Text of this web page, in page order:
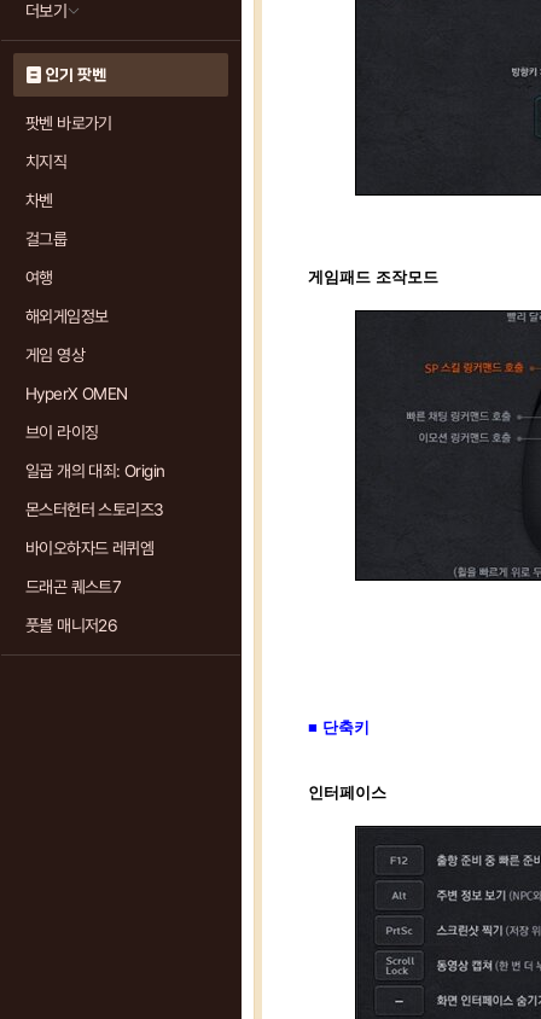
더보기
인기 팟벤
팟벤 바로가기
치지직
차벤
걸그룹
여행
해외게임정보
게임 영상
HyperX OMEN
브이 라이징
일곱 개의 대죄: Origin
몬스터헌터 스토리즈3
바이오하자드 레퀴엠
드래곤 퀘스트7
풋볼 매니저26
게임패드 조작모드
■ 단축키
인터페이스